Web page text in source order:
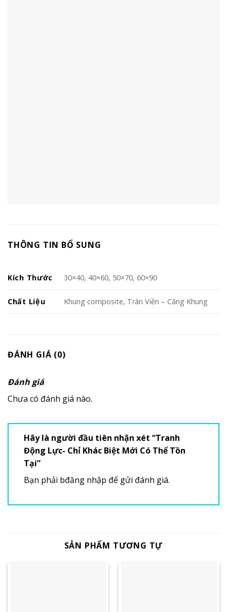
THÔNG TIN BỔ SUNG
Kích Thước 30×40, 40×60, 50×70, 60×90
Chất Liệu Khung composite, Tràn Viền – Căng Khung
ĐÁNH GIÁ (0)
Đánh giá
Chưa có đánh giá nào.
Hãy là người đầu tiên nhận xét “Tranh
Động Lực- Chỉ Khác Biệt Mới Có Thể Tồn
Tại”
Bạn phải bđăng nhập để gửi đánh giá.
SẢN PHẨM TƯƠNG TỰ